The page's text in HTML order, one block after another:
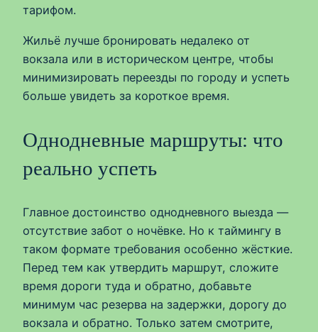
тарифом.
Жильё лучше бронировать недалеко от
вокзала или в историческом центре, чтобы
минимизировать переезды по городу и успеть
больше увидеть за короткое время.
Однодневные маршруты: что
реально успеть
Главное достоинство однодневного выезда —
отсутствие забот о ночёвке. Но к таймингу в
таком формате требования особенно жёсткие.
Перед тем как утвердить маршрут, сложите
время дороги туда и обратно, добавьте
минимум час резерва на задержки, дорогу до
вокзала и обратно. Только затем смотрите,